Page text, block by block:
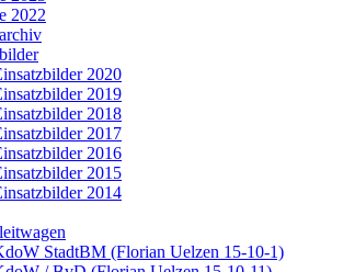
2022
2020
2019
2018
2017
2016
2015
2014
StadtBM (Florian Uelzen 15-10-1)